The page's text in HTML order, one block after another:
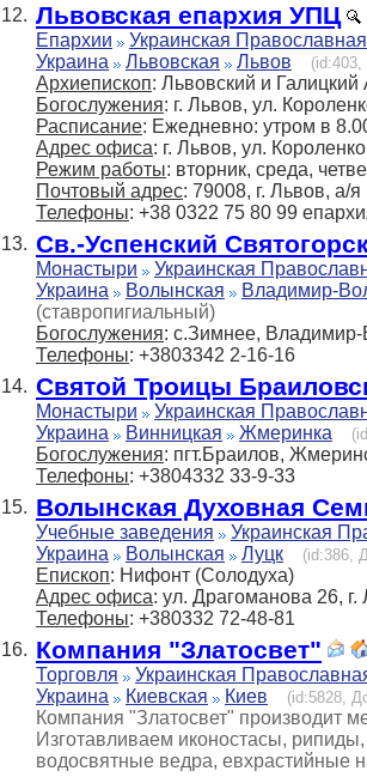
12. Львовская епархия УПЦ
Епархии
Украинская
Украина
Львовская Львов
Архиепископ: Львовский и
Богослужения: г. Львов, ул.
Расписание: Ежедневно: утром в
Адрес офиса: г. Львов, ул.
Режим работы: вторник, среда,
Почтовый адрес: 79008, г. Львов, а/я
Телефоны: +38 0322 75 80 99
13. Св.-Успенский
Монастыри
Украинская
Украина
Волынская Владимир-
(ставропигиальный)
Богослужения: с.Зимнее,
Телефоны: +3803342 2-16-16
14. Святой Троицы
Монастыри
Украинская
Украина
Винницкая Жмеринка
Богослужения: пгт.Браилов,
Телефоны: +3804332 33-9-33
15. Волынская Духовная
Учебные заведения
Украинская
Украина
Волынская Луцк (id:386,
Епископ: Нифонт (Солодуха)
Адрес офиса: ул. Драгоманова 26,
Телефоны: +380332 72-48-81
16. Компания "Златосвет"
Торговля
Украинская
Украина
Киевская Киев (id:5828,
Компания "Златосвет" производит
Изготавливаем иконостасы,
водосвятные ведра, евхрастийные